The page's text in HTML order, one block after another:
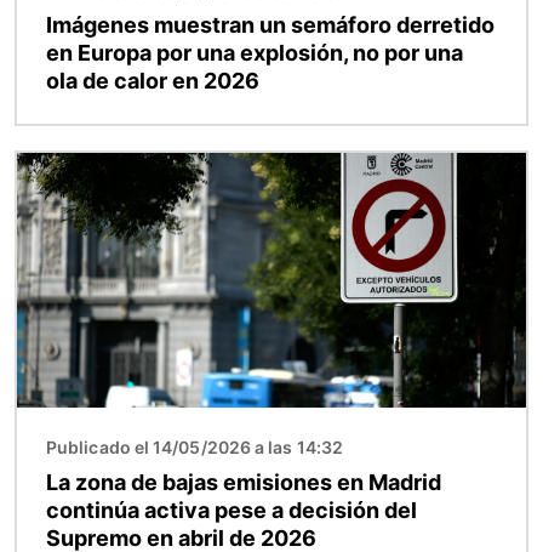
Imágenes muestran un semáforo derretido
en Europa por una explosión, no por una
ola de calor en 2026
Imagen
Publicado el 14/05/2026 a las 14:32
La zona de bajas emisiones en Madrid
continúa activa pese a decisión del
Supremo en abril de 2026